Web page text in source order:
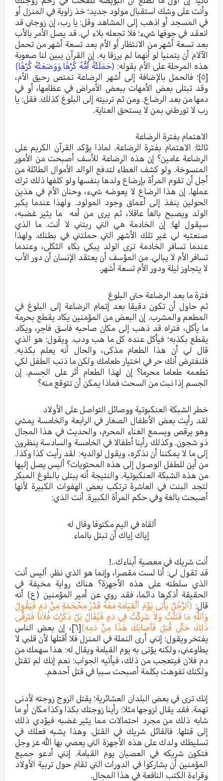
وأنت على وشك استقبال مولود جديد؛ خذ زاوية في المنزل أو
في المسجد أو اذهب إلى المشاهد وقل: يا رب، إن زوجتي قد
انعقد في جوفها شيء؛ فلا تجعله بلاء لي. قد يصل الأمر بالأب
بعد تسعة أشهر من الانتظار أو الأم بعد تسعة أشهر من تحمل
الآلام أن يتمنيا لو أنهما لم يرزقا به. إن القرآن يبين لنا صعوبة
هذه المرحلة على الأم بقوله: (حَمَلَتْهُ أُمُّهُ كُرْهًا وَوَضَعَتْهُ كُرْهًا)
[٥]
؛ فالحمل بالإضافة إلى أشهر الرضاعة تمتص رحيق الأم،
وقد تبتلى بعض الأمهات ببعض الأمراض في عظامها، أو في
دمها من بعد الرضاع. ومن ثم تربيته إلى البلوغ كذلك. فقل: يا
رب لا تورطني بمن لا يستحق العناية.
الاهتمام بفترة الرضاعة
ثالثا: الاهتمام بفترة الرضاعة. لماذا يؤكد القرآن الكريم على
الرضاعة عامين؟ إن هذه الرضاعة للأسف أصبحت من الأمور
المنسوخة. ولو كشف الغطاء لتدفع الوالد الأموال الطائلة من
أجل أن تقوم المرأة بإرضاع ولدها بنفسها ولو كلفها ذلك ترك
عملها. إن هذا الرضاع لا يعوضه شيء، وحنان الأم في هذين
الحولين ينفذ إلى أعماق وجود المولود. ولهذا عندما يكبر
الولد ويصبح بالغاً عاقلا، ثم يرى من أمه ما يثير غضبه،
سيقول لها: إن الخادمة هي التي ربتني لا أنت. ما الذي
صنعتيه لي غير تلك الأشهر التي حملتني في بطنك. ولهذا
عندما تسافر الخادمة ترى الولد يبكي بكاء الثكلى، وعندما
تسافر الأم لا يبالي. من المؤسف أن يعتقد الإنسان أن دور الأب
لا يتجاوز ليلة ودور الأم تسعة أشهر.
فترة ما بعد الرضاعة حتى البلوغ
ثم حاول أن تكون دقيقا بعد إتمام الرضاعة إلى البلوغ في
المطعم والمشرب. إن البعض من المؤمنين يكاد يقطع بحرمة
ما يأكل، فتراه قد ذهب إلى مكان صاحبه فاسق فاجر، ويكاد
يقطع بكذبه؛ فيأكل عنده كل ما هب ودب. ويقول: هو الذي
قال لي أن هذا الطعام مذكى، والحال أنه يعلم بكذبه.
فلنفترض أنك حر في اختيار طعامك ولكن ما ذنب الطفل لكي
تطعمه طعاما محرما؟ إن لهذا الطعام أثر على الجسم. إن
الجسم إذا نبت من السحت فماذا يمكن أن تتوقع منه؟
خطر الشبكة العنكبوتية ووصائل التواصل على الأولاد
لقد رأيت بعض الأطفال الصغار في الرابعة والخامسة يمشي
وهو يرقص ويسمع الغناء المحرم، والحديث في هذا المجال
ذو شجون. وكذلك رأينا أطفالا في الخامسة والسادسة ينظرون
إلى ما لا يمكننا أن نذكره، ويقول لوالديه: لقد رأيت كذا وكذا.
من أين للطفل الوصول إلى هذه المحتويات؟ أليس يصل إليها
من هذه الشبكة العنكبوتية. والنتيجة أنه يبتلى بالبلوغ المبكر
لتجد البنت في العاشرة ترتكب بعض الهفوات الكبيرة لأنها
أصبحت بالغة وفي حكم المرأة الكبيرة. أنت الذي:
ألقاه في اليم مكتوفا وقال له
إياك إياك أن تبتل بالماء
أنت شريك في معصية أبناءك..!
قد تقول لي: أنا لست مقصرا، وإنما هو الذي نظر. أليس أنت
الذي سلطته على هذه الأجهزة؟ هناك رواية مخيفة في
الحقيقة أذكرها دائما، فقد روي عن أمير المؤمنين (ع) أنه
قال: (اَلرَّجُلُ يَأْتِي يَوْمَ اَلْقِيَامَةِ مَعَهُ قَدْرُ مِحْجَمَةٍ مِنْ دَمٍ فَيَقُولُ
وَاَللَّهِ مَا قَتَلْتُ وَلاَ شَرِكْتُ فِي دَمٍ فَيُقَالُ بَلْ ذَكَرْتَ فُلاَناً فَتَرَقَّى
ذَلِكَ حَتَّى قُتِلَ فَأَصَابَكَ هَذَا مِنْ دَمِهِ)[٦]
، إن بعض الناس
يفتخر ويقول: إنني أرى النملة في المنزل فلا أقتلها لأن قلبي لا
يطاوعني، ولكنه يؤتى به يوم القيامة ويقال له: هذا سهمك من
دم فلان فيتعجب من ذلك، فيأتيه الجواب: نعم إنك لم تقتل
ولكنك تفوهت بكلمة أصبحت سببا في قتل أحدهم.
إنك ترى في بعض البلدان العشائرية؛ يقتل الزوج زوجته لأدنى
تهمة. فقد يقال لزوجها مثلا: رأينا زوجتك بكذا وكذا مكان أو ما
شابه ذلك من مجرد احتمالات مما يثير غضبه فيؤدي ذلك
إلى قتلها. فالقائل شريك في القتل. وهذا يشبه فعلك في
تسليطك ولدك على هذه الأجهزة التي يعصي بها الله عز وجل
فتكون شريكه في العصيان يوم القيامة. إنني أدعو جميع
المؤمنين أن يشاركوا في الدورات التي تقام حول تربية الأولاد
وقراءة الكتب النافعة في هذا المجال.